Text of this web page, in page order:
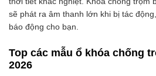
sẽ phát ra âm thanh lớn khi bị tác
báo động cho bạn.
Top các mẫu ổ khóa chống
2026